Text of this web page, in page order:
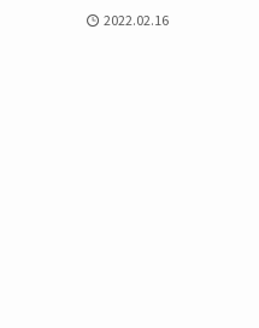
2022.02.16